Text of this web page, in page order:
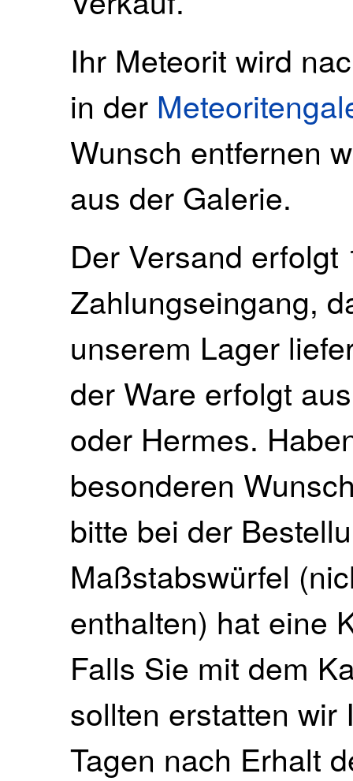
Ihr Meteorit wird
in der
Wunsch entfernen
aus der Galerie.
Der Versand
Zahlungseingang,
unserem Lager
der Ware erfolgt
oder Hermes.
besonderen
bitte bei der
Maßstabswürfel
enthalten) hat eine
Falls Sie mit dem
sollten erstatten
Tagen nach Erhalt